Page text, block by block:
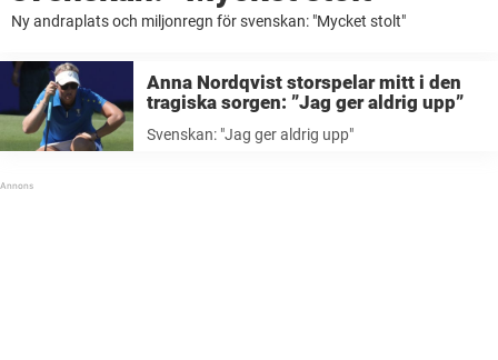
Ny andraplats och miljonregn för svenskan: "Mycket stolt"
Anna Nordqvist storspelar mitt i den
tragiska sorgen: ”Jag ger aldrig upp”
Svenskan: "Jag ger aldrig upp"